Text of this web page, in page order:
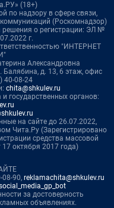
(18+)
по надзору в сфере связи,
(Роскомнадзор)
решения о регистрации: ЭЛ №
г.
"ИНТЕРНЕТ
Александровна
Балябина, д. 13, 6 этаж, офис
40-08-24
chita@shkulev.ru
государственных органов:
на сайте до 26.07.2022,
Чита.Ру (Зарегистрировано
средства массовой
октября 2017 года)
08-90, reklamachita@shkulev.ru
за достоверность
объявлениях.